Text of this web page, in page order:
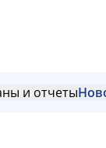
и отчеты